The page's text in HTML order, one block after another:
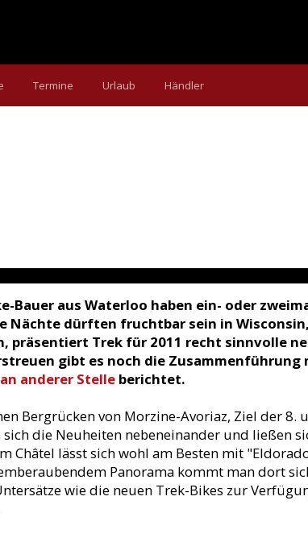
Termine Urlaub Händler
Bauer aus Waterloo haben ein- oder
Nächte dürften fruchtbar sein in
präsentiert Trek für 2011 recht sinnvolle
gibt es noch die
an anderer Stelle berichtet.
Bergrücken von Morzine-Avoriaz, Ziel der 8.
die Neuheiten nebeneinander und ließen
Châtel lässt sich wohl am Besten mit
Panorama kommt man dort
wie die neuen Trek-Bikes zur